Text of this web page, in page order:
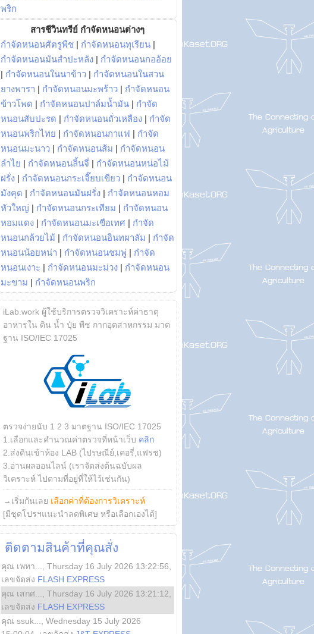
พริก
สารชีวินทรีย์ กำจัดหนอนต่างๆ
กำจัดหนอนศัตรูพืช | กำจัดหนอนทุเรียน |
กำจัดหนอนมันสำปะหลัง | กำจัดหนอนกออ้อย
| กำจัดหนอนในนาข้าว | กำจัดหนอนในสวน
ยางพารา | กำจัดหนอนมะพร้าว | กำจัดหนอน
ข้าวโพด | กำจัดหนอนปาล์มน้ำมัน | กำจัด
หนอนสับปะรด | กำจัดหนอนถั่วเหลือง | กำจัด
หนอนพริกไทย | กำจัดหนอนกาแฟ | กำจัด
หนอนมะนาว | กำจัดหนอนส้ม | กำจัดหนอน
ลำไย | กำจัดหนอนลิ้นจี่ | กำจัดหนอนหน่อไม้
ฝรั่ง | กำจัดหนอนกระเจี๊ยบเขียว | กำจัดหนอน
มังคุด | กำจัดหนอนมันฝรั่ง | กำจัดหนอนหอม
หัวใหญ่ | กำจัดหนอนกระเทียม | กำจัดหนอน
หอมแดง | กำจัดหนอนมะเขือเทศ | กำจัด
หนอนกล้วยไม้ | กำจัดหนอนอินทผาลัม | กำจัด
หนอนน้อยหน่า | กำจัดหนอนชมพู่ | กำจัด
หนอนเงาะ | กำจัดหนอนมะม่วง | กำจัดหนอน
มะขาม | กำจัดหนอนพริก
iLab.work ผู้ใช้บริการตรวจวิเคราะห์ค่าธาตุ
อาหารใน ดิน น้ำ ปุ๋ย พืช กากอุตสาหกรรม มาต
ฐาน ISO/IEC 17025
ตรวจง่ายนับ 1 2 3 มาตฐาน ISO/IEC 17025
1.เลือกและคำนวณค่าตรวจที่หน้าเว็บ คลิก
2.ส่งดินเข้าห้อง LAB (ไปรษณีย์,เคอรี่,แฟรช)
3.อ่านผลออนไลน์ (เราจัดส่งต้นฉบับผล
วิเคราะห์ ไปตามที่อยู่ที่ให้ไว้เช่นกัน)
→เริ่มกันเลย เลือกค่าที่ต้องการวิเคราะห์
[มีชุดโปรฯแนะนำลดพิเศษ หรือเลือกเองได้]
ติดตามสินค้าที่คุณสั่ง
คุณ เพทา... Thursday 16 July 2026 13:22:56
เลขจัดส่ง FLASH EXPRESS
คุณ เสกศ...
Thursday 16 July 2026 13:21:12
เลขจัดส่ง FLASH EXPRESS
คุณ ssuk...
Wednesday 15 July 2026